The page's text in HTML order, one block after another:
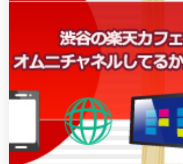
EC運用支援
継続的に結果を出し続けるECサイトへ
スクラッチ開発
ライセンス契約
内製化支援
補助金活用支援